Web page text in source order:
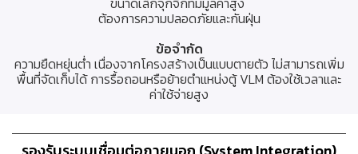
ต้องการความปลอดภัยและกันฝุ่น
ข้อจำกัด
ความยืดหยุ่นต่ำ เนื่องจากโครงสร้างเป็นแบบตายตัว ไม่สามารถเพิ่ม
พื้นที่จัดเก็บได้ การรื้อถอนหรือย้ายตำแหน่งตู้ VLM ต้องใช้เวลาและ
ค่าใช้จ่ายสูง